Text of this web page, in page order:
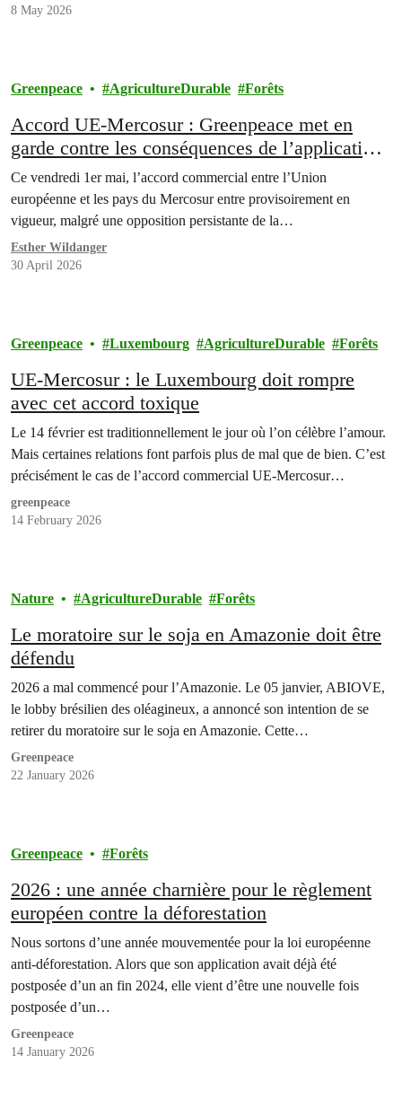
8 May 2026
Greenpeace AgricultureDurable Forêts
Accord UE-Mercosur : Greenpeace met en
garde contre les conséquences de l’application
provisoire
Ce vendredi 1er mai, l’accord commercial entre l’Union
européenne et les pays du Mercosur entre provisoirement en
vigueur, malgré une opposition persistante de la…
Esther Wildanger
30 April 2026
Greenpeace Luxembourg AgricultureDurable Forêts
UE-Mercosur : le Luxembourg doit rompre
avec cet accord toxique
Le 14 février est traditionnellement le jour où l’on célèbre l’amour.
Mais certaines relations font parfois plus de mal que de bien. C’est
précisément le cas de l’accord commercial UE-Mercosur…
greenpeace
14 February 2026
Nature AgricultureDurable Forêts
Le moratoire sur le soja en Amazonie doit être
défendu
2026 a mal commencé pour l’Amazonie. Le 05 janvier, ABIOVE,
le lobby brésilien des oléagineux, a annoncé son intention de se
retirer du moratoire sur le soja en Amazonie. Cette…
Greenpeace
22 January 2026
Greenpeace Forêts
2026 : une année charnière pour le règlement
européen contre la déforestation
Nous sortons d’une année mouvementée pour la loi européenne
anti-déforestation. Alors que son application avait déjà été
postposée d’un an fin 2024, elle vient d’être une nouvelle fois
postposée d’un…
Greenpeace
14 January 2026